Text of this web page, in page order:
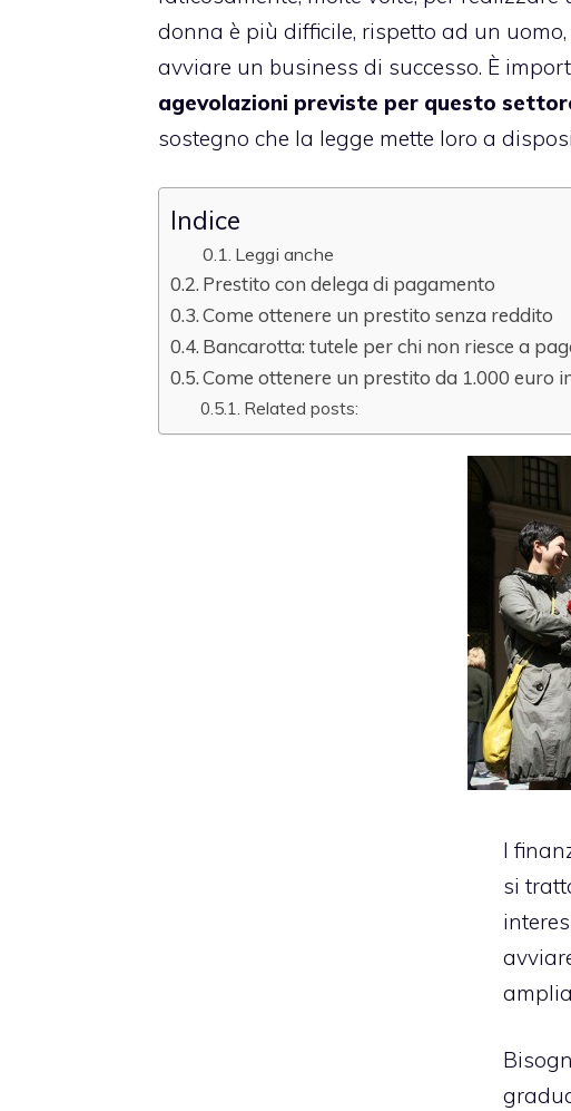
donna è più difficile, rispetto ad un
avviare un business di successo. È
agevolazioni previste per questo
sostegno che la legge mette loro a
Indice
Leggi anche
Prestito con delega di pagamento
Come ottenere un prestito senza reddito
Bancarotta: tutele per chi non riesce a
Come ottenere un prestito da 1.000 euro
Related posts:
I
si